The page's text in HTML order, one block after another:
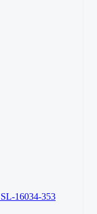
16034-353